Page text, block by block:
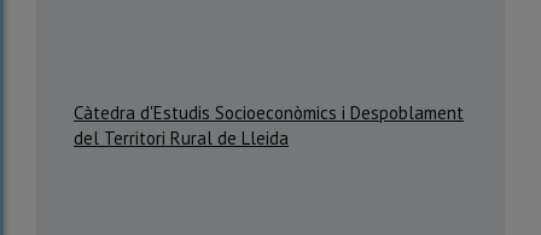
Càtedra d'Estudis Socioeconòmics i Despoblament
del Territori Rural de Lleida